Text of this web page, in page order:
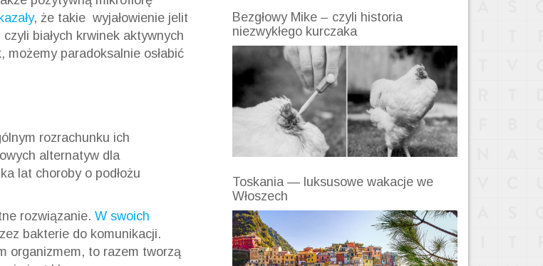
, że takie wyjałowienie jelit
czyli białych krwinek aktywnych
paradoksalnie osłabić
rozrachunku ich
alternatyw dla
lat choroby o podłożu
rozwiązanie. W swoich
bakterie do komunikacji.
organizmem, to razem tworzą
Bezgłowy Mike – czyli historia
niezwykłego kurczaka
Toskania — luksusowe wakacje we
Włoszech